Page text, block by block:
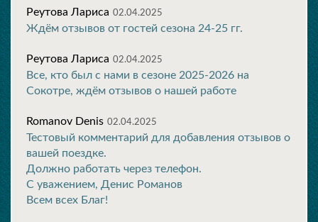
Реутова Лариса 02.04.2025
Ждём отзывов от гостей сезона 24-25 гг.
Реутова Лариса 02.04.2025
Все, кто был с нами в сезоне 2025-2026 на
Сокотре, ждём отзывов о нашей работе
Romanov Denis 02.04.2025
Тестовый комментарий для добавления отзывов о
вашей поездке.
Должно работать через телефон.
С уважением, Денис Романов
Всем всех Благ!